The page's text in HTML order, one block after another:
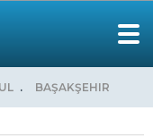
BAŞAKŞEHIR